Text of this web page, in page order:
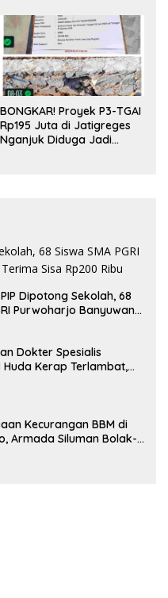
BONGKAR! Proyek P3-TGAI
Rp195 Juta di Jatigreges
Nganjuk Diduga Jadi
Dipotong Sekolah, 68
Purwoharjo Banyuwangi
Dokter Spesialis
Huda Kerap Terlambat,
Kecurangan BBM di
Armada Siluman Bolak-